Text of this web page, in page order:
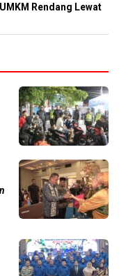
Rendang Lewat